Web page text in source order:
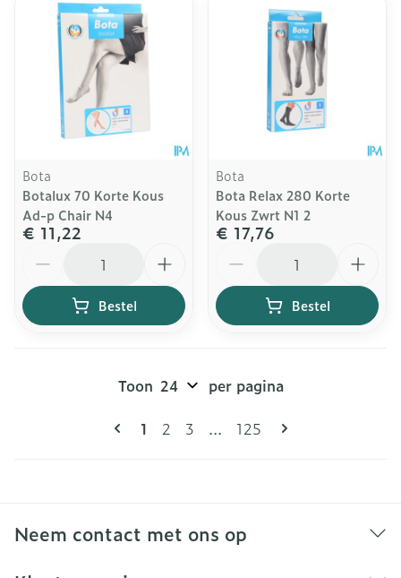
Bota
Botalux 70 Korte Kous
Ad-p Chair N4
€ 11,22
Bestel
Bota
Bota Relax 280 Korte
Kous Zwrt N1 2
€ 17,76
Bestel
Pagina's
U lees momenteel pagina
1 Pagina
2 Pagina
3 ... Pagina
125
Toon per pagina
Neem contact met ons op